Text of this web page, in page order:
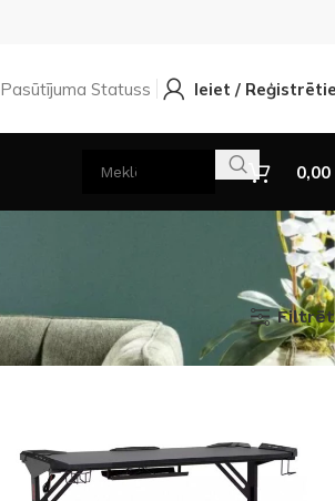
Pasūtījuma Statuss Ieiet /
0,00
9 12 18 24 Filtrēt